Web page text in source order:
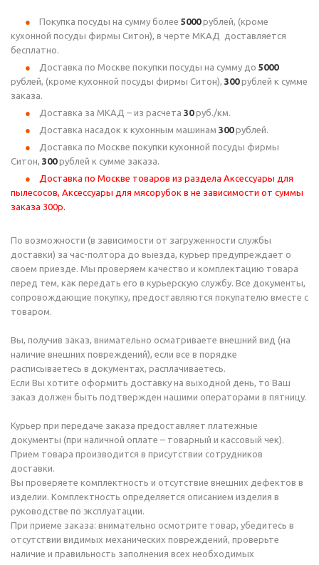
Покупка посуды на сумму более 5000рублей, (кроме
кухонной посуды фирмы Ситон), в черте МКАД доставляется
бесплатно.
Доставка по Москве покупки посуды на сумму до 5000
рублей, (кроме кухонной посуды фирмы Ситон), 300рублей к сумме
заказа.
Доставка за МКАД – из расчета 30руб./км.
Доставка насадок к кухонным машинам 300рублей.
Доставка по Москве покупки кухонной посуды фирмы
Ситон, 300рублей к сумме заказа.
Доставка по Москве товаров из раздела Аксессуары для
пылесосов, Аксессуары для мясорубок в не зависимости от суммы
заказа 300р.
По возможности (в зависимости от загруженности службы
доставки) за час-полтора до выезда, курьер предупреждает о
своем приезде. Мы проверяем качество и комплектацию товара
перед тем, как передать его в курьерскую службу. Все документы,
сопровождающие покупку, предоставляются покупателю вместе с
товаром.
Вы, получив заказ, внимательно осматриваете внешний вид (на
наличие внешних повреждений), если все в порядке
расписываетесь в документах, расплачиваетесь.
Если Вы хотите оформить доставку на выходной день, то Ваш
заказ должен быть подтвержден нашими операторами в пятницу.
Курьер при передаче заказа предоставляет платежные
документы (при наличной оплате – товарный и кассовый чек).
Прием товара производится в присутствии сотрудников
доставки.
Вы проверяете комплектность и отсутствие внешних дефектов в
изделии. Комплектность определяется описанием изделия в
руководстве по эксплуатации.
При приеме заказа: внимательно осмотрите товар, убедитесь в
отсутствии видимых механических повреждений, проверьте
наличие и правильность заполнения всех необходимых